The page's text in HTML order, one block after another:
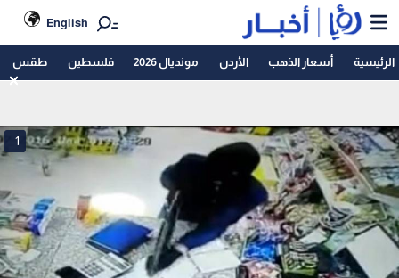
English
الرئيسية أسعار الذهب الأردن مونديال 2026 فلسطين طقس
1